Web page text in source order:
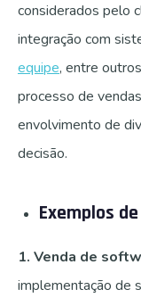
considerados pelo
integração com
equipe, entre
processo de
envolvimento de
decisão.
Exemplos
1. Venda de
implementação de